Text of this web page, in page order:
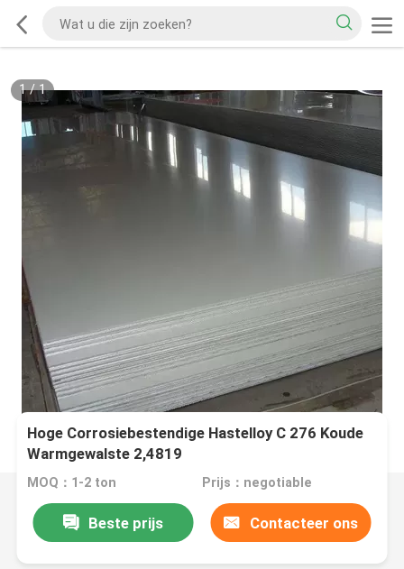
1/1
Hoge Corrosiebestendige Hastelloy C 276 Koude
Warmgewalste 2,4819
MOQ：1-2 ton Prijs：negotiable
Beste prijs Contacteer ons